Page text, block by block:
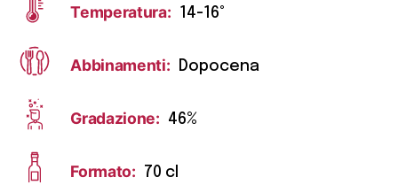
Temperatura: 14-16°
Abbinamenti: Dopocena
Gradazione: 46%
Formato: 70 cl